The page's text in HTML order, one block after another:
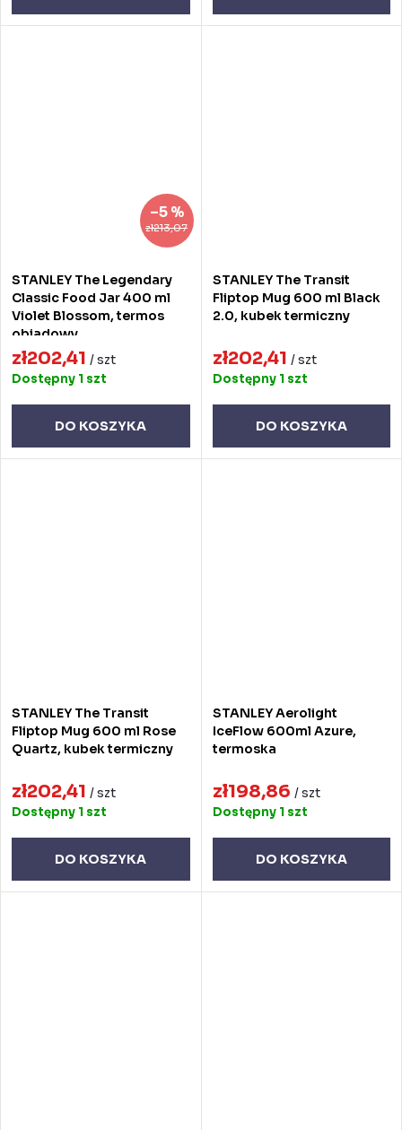
zł213,07
–5 %
STANLEY The Legendary
Classic Food Jar 400 ml
Violet Blossom, termos
obiadowy
zł202,41 / szt
Dostępny 1 szt
DO KOSZYKA
STANLEY The Transit
Fliptop Mug 600 ml Black
2.0, kubek termiczny
zł202,41 / szt
Dostępny 1 szt
DO KOSZYKA
STANLEY The Transit
Fliptop Mug 600 ml Rose
Quartz, kubek termiczny
zł202,41 / szt
Dostępny 1 szt
DO KOSZYKA
STANLEY Aerolight
IceFlow 600ml Azure,
termoska
zł198,86 / szt
Dostępny 1 szt
DO KOSZYKA